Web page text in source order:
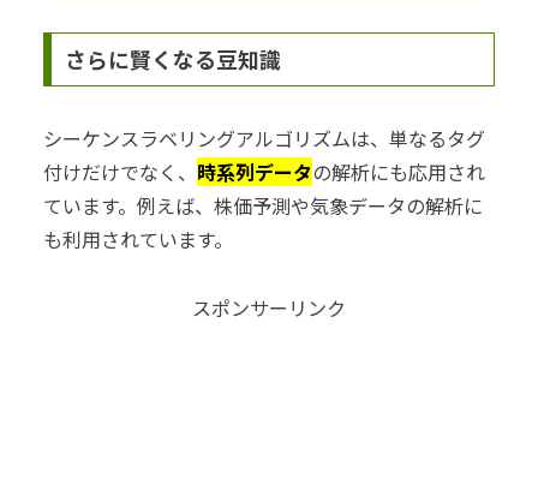
さらに賢くなる豆知識
シーケンスラベリングアルゴリズムは、単なるタグ
付けだけでなく、 時系列データの解析にも応用され
ています。例えば、株価予測や気象データの解析に
も利用されています。
スポンサーリンク